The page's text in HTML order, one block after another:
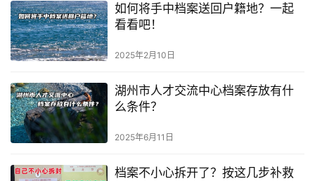
如何将手中档案送回户籍地？一起
看看吧！
2025年2月10日
湖州市人才交流中心档案存放有什
么条件？
2025年6月11日
档案不小心拆开了？按这几步补救